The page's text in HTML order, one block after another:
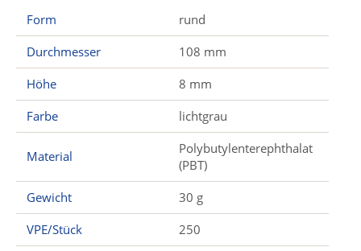
Form
rund
Durchmesser
108 mm
Höhe
8 mm
Farbe
lichtgrau
Material
Polybutylenterephthalat
(PBT)
Gewicht
30 g
VPE/Stück
250